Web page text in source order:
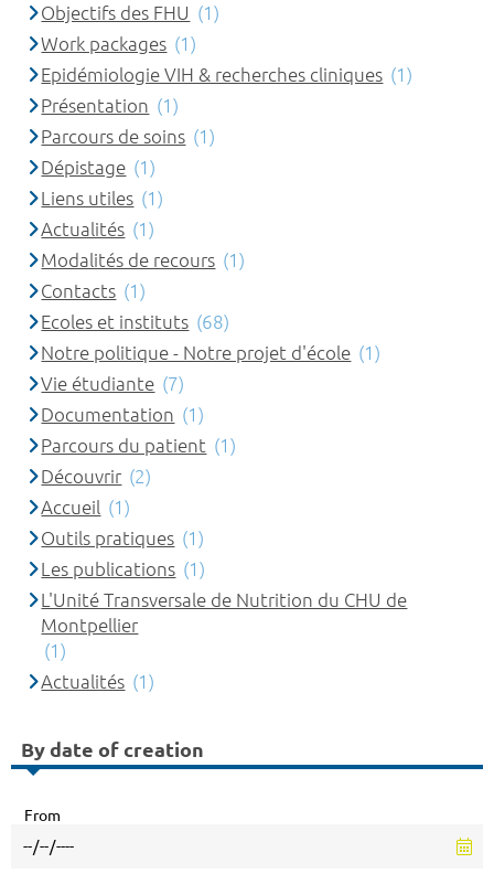
Objectifs des FHU (1)
Work packages (1)
Epidémiologie VIH & recherches cliniques (1)
Présentation (1)
Parcours de soins (1)
Dépistage (1)
Liens utiles (1)
Actualités (1)
Modalités de recours (1)
Contacts (1)
Ecoles et instituts (68)
Notre politique - Notre projet d'école (1)
Vie étudiante (7)
Documentation (1)
Parcours du patient (1)
Découvrir (2)
Accueil (1)
Outils pratiques (1)
Les publications (1)
L'Unité Transversale de Nutrition du CHU de
Montpellier
(1)
Actualités (1)
By date of creation
From